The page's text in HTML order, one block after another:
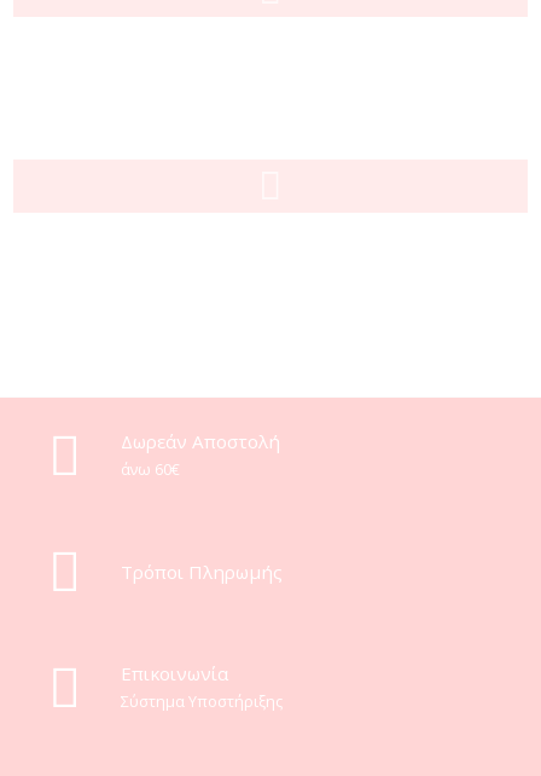
Δωρεάν Αποστολή
άνω 60€
Τρόποι Πληρωμής
Eπικοινωνία
Σύστημα Υποστήριξης